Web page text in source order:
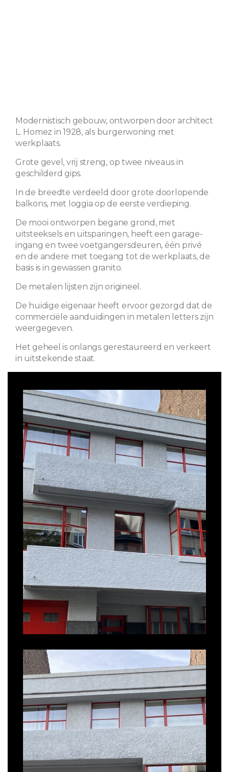
Modernistisch gebouw, ontworpen door architect
L. Homez in 1928, als burgerwoning met
werkplaats.
Grote gevel, vrij streng, op twee niveaus in
geschilderd gips.
In de breedte verdeeld door grote doorlopende
balkons, met loggia op de eerste verdieping.
De mooi ontworpen begane grond, met
uitsteeksels en uitsparingen, heeft een garage-
ingang en twee voetgangersdeuren, één privé
en de andere met toegang tot de werkplaats, de
basis is in gewassen granito.
De metalen lijsten zijn origineel.
De huidige eigenaar heeft ervoor gezorgd dat de
commerciële aanduidingen in metalen letters zijn
weergegeven.
Het geheel is onlangs gerestaureerd en verkeert
in uitstekende staat.